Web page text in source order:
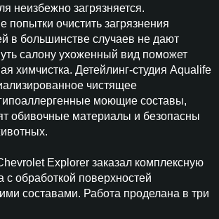
неизбежно загрязняется.
попытки очистить загрязнения
в большинстве случаев не дают
салону ухоженный вид поможет
химчистка. Детейлинг-студия Aqualife
чистящее
моющие составы,
обивочные материалы и безопасны
Explorer заказал комплексную
с обработкой поверхностей
составами. Работа проделана в три